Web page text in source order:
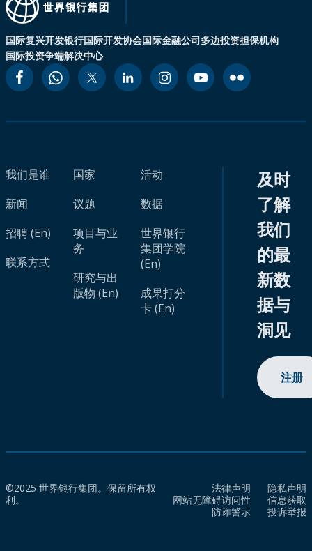
国际复兴开发银行国际开发协会国际金融公司多边投资担保机构
国际投资争端解决中心
我们是谁
新闻
招聘 (En)
联系方式
国家
议题
项目与业
务
研究与出
版物 (En)
活动
数据
世界银行
集团学院
(En)
成果打分
卡 (En)
及时
了解
我们
的最
新数
据与
洞见
注册
©2025 世界银行集团。保留所有权
利。
法律声明
隐私声明
网站无障碍访问性
信息获取
防诈警示
投诉举报